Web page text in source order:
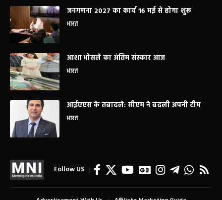
जनगणना 2027 का कार्य 16 मई से होगा शुरू
भारत
आशा भोसले का अंतिम संस्कार आज
भारत
आईएएस के तबादले: सीएम ने बदली अपनी टीम
भारत
Follow US